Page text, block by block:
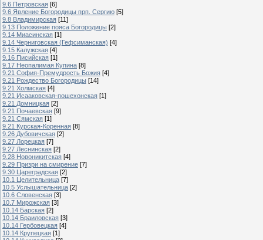
9.6 Петровская [6]
9.6 Явление Богородицы прп. Сергию [5]
9.8 Владимирская [11]
9.13 Положение пояса Богородицы [2]
9.14 Миасинская [1]
9.14 Черниговская (Гефсиманская) [4]
9.15 Калужская [4]
9.16 Писийская [1]
9.17 Неопалимая Купина [8]
9.21 София-Премудрость Божия [4]
9.21 Рождество Богородицы [14]
9.21 Холмская [4]
9.21 Исааковская-пошехонская [1]
9.21 Домницкая [2]
9.21 Почаевская [9]
9.21 Сямская [1]
9.21 Курская-Коренная [8]
9.26 Дубовичская [2]
9.27 Лорецкая [7]
9.27 Леснинская [2]
9.28 Новоникитская [4]
9.29 Призри на смирение [7]
9.30 Цареградская [2]
10.1 Целительница [7]
10.5 Услышательница [2]
10.6 Словенская [3]
10.7 Мирожская [3]
10.14 Барская [2]
10.14 Браиловская [3]
10.14 Гербовецкая [4]
10.14 Крупецкая [1]